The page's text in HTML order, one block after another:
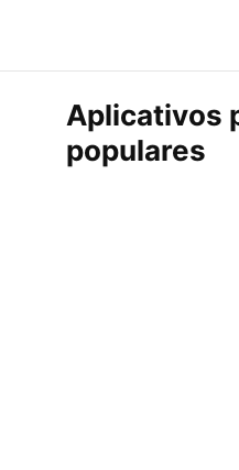
Aplicativos
populares